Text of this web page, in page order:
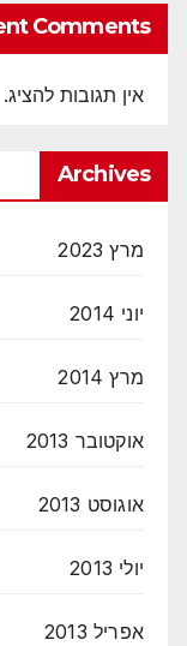
Comments
אין תגובות להציג.
Archives
מרץ 2023
יוני 2014
מרץ 2014
אוקטובר 2013
אוגוסט 2013
יולי 2013
אפריל 2013